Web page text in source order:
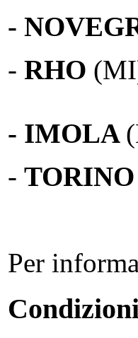
-
- RHO
- IMOLA
- TORINO
Per